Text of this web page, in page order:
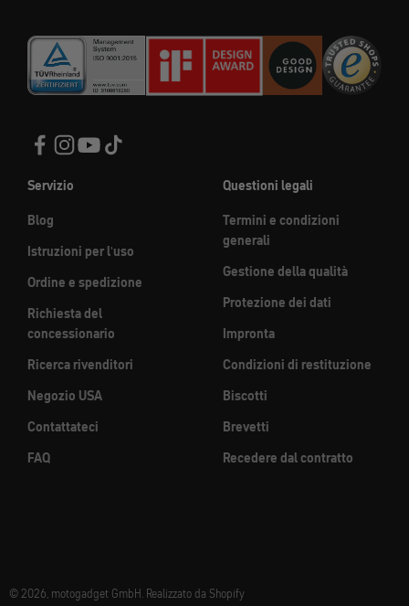
Servizio
Blog
Istruzioni per l'uso
Ordine e spedizione
Richiesta del
concessionario
Ricerca rivenditori
Negozio USA
Contattateci
FAQ
Questioni legali
Termini e condizioni
generali
Gestione della qualità
Protezione dei dati
Impronta
Condizioni di restituzione
Biscotti
Brevetti
Recedere dal contratto
© 2026, motogadget GmbH. Realizzato da Shopify